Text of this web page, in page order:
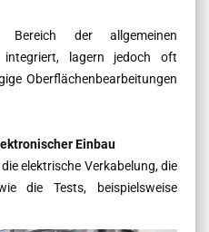
Bereich der allgemeinen
lagern jedoch oft
Oberflächenbearbeitungen
Einbau
elektrische Verkabelung, die
die Tests, beispielsweise